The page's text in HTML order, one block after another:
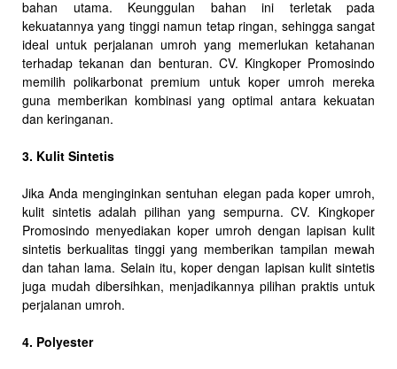
bahan utama. Keunggulan bahan ini terletak pada
kekuatannya yang tinggi namun tetap ringan, sehingga sangat
ideal untuk perjalanan umroh yang memerlukan ketahanan
terhadap tekanan dan benturan. CV. Kingkoper Promosindo
memilih polikarbonat premium untuk koper umroh mereka
guna memberikan kombinasi yang optimal antara kekuatan
dan keringanan.
3. Kulit Sintetis
Jika Anda menginginkan sentuhan elegan pada koper umroh,
kulit sintetis adalah pilihan yang sempurna. CV. Kingkoper
Promosindo menyediakan koper umroh dengan lapisan kulit
sintetis berkualitas tinggi yang memberikan tampilan mewah
dan tahan lama. Selain itu, koper dengan lapisan kulit sintetis
juga mudah dibersihkan, menjadikannya pilihan praktis untuk
perjalanan umroh.
4. Polyester